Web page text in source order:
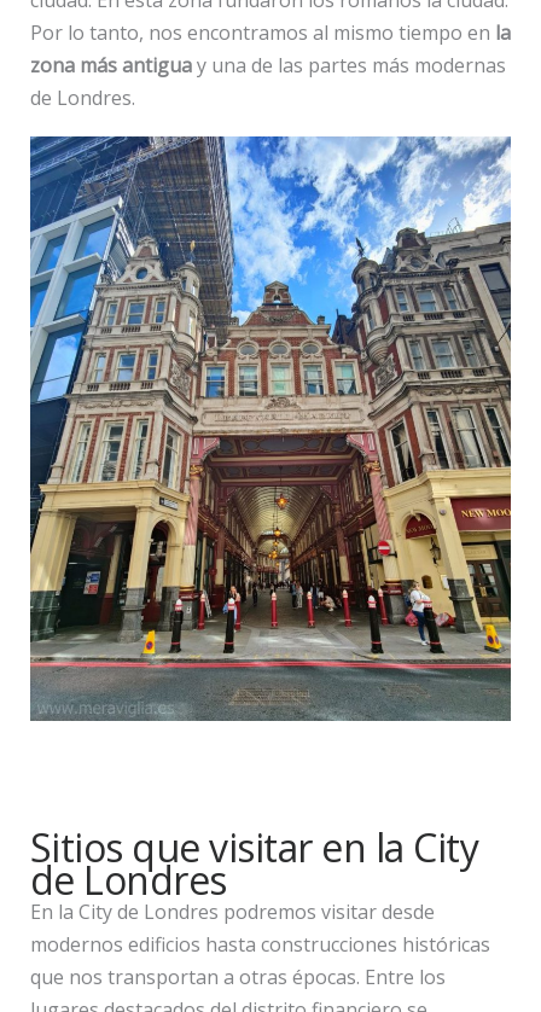
Por lo tanto, nos encontramos al mismo tiempo en la
zona más antiguay una de las partes más modernas
de Londres.
Sitios que visitar en la City
de Londres
En la City de Londres podremos visitar desde
modernos edificios hasta construcciones históricas
que nos transportan a otras épocas. Entre los